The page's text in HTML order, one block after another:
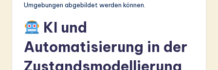
Umgebungen abgebildet werden können.
KI und
Automatisierung in der